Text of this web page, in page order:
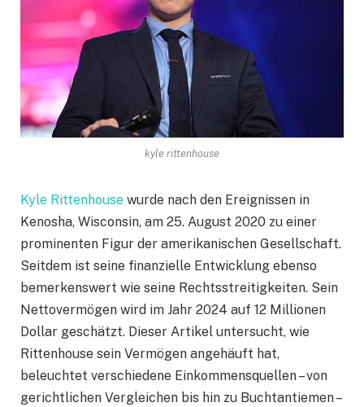
kyle rittenhouse
Kyle Rittenhouse wurde nach den Ereignissen in
Kenosha, Wisconsin, am 25. August 2020 zu einer
prominenten Figur der amerikanischen Gesellschaft.
Seitdem ist seine finanzielle Entwicklung ebenso
bemerkenswert wie seine Rechtsstreitigkeiten. Sein
Nettovermögen wird im Jahr 2024 auf 12 Millionen
Dollar geschätzt. Dieser Artikel untersucht, wie
Rittenhouse sein Vermögen angehäuft hat,
beleuchtet verschiedene Einkommensquellen – von
gerichtlichen Vergleichen bis hin zu Buchtantiemen –